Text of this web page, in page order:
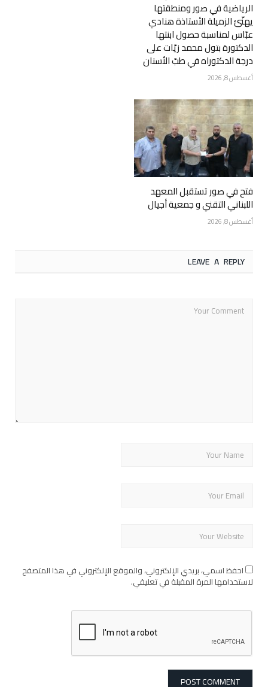
الرياضية في صور ومنطقتها
يهنّئ الزميلة الأستاذة هنادي
عبّاس لمناسبة حصول ابنتها
الدكتورة بتول محمد زيّات على
درجة الدكتوراه في طبّ الأسنان
أغسطس 8, 2026
فتح في صور تستقبل المعهد
اللبناني التقني و جمعية أجيال
أغسطس 8, 2026
LEAVE A REPLY
احفظ اسمي، بريدي الإلكتروني، والموقع الإلكتروني في هذا المتصفح
لاستخدامها المرة المقبلة في تعليقي.